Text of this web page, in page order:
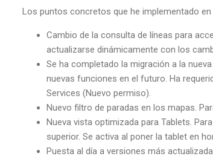
Los puntos concretos que he implementado
Cambio de la consulta de líneas para
actualizarse dinámicamente con los
Se ha completado la migración a la
nuevas funciones en el futuro. Ha
Services (Nuevo permiso).
Nuevo filtro de paradas en los mapas.
Nueva vista optimizada para Tablets.
superior. Se activa al poner la tablet en
Puesta al día a versiones más